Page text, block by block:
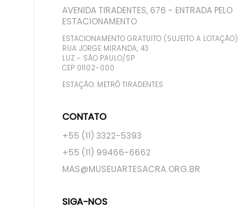
AVENIDA TIRADENTES, 676 - ENTRADA PELO
ESTACIONAMENTO
ESTACIONAMENTO GRATUITO (SUJEITO A LOTAÇÃO)
RUA JORGE MIRANDA, 43
LUZ - SÃO PAULO/SP
CEP 01102-000
ESTAÇÃO: METRÔ TIRADENTES
CONTATO
+55 (11) 3322-5393
+55 (11) 99466-6662
MAS@MUSEUARTESACRA.ORG.BR
SIGA-NOS